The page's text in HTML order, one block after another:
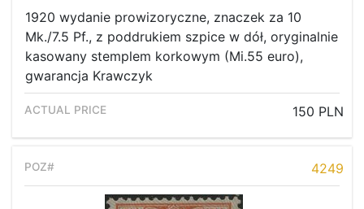
1920 wydanie prowizoryczne, znaczek za 10
Mk./7.5 Pf., z poddrukiem szpice w dół, oryginalnie
kasowany stemplem korkowym (Mi.55 euro),
gwarancja Krawczyk
150 PLN
4249